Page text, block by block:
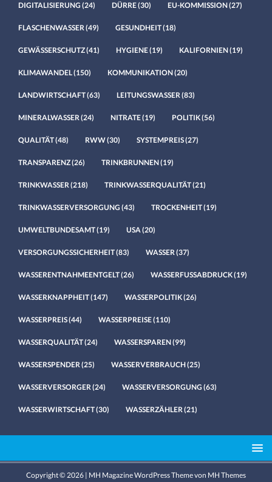
DIGITALISIERUNG (24) DÜRRE(30) EU-KOMMISSION(27)
FLASCHENWASSER(49) GESUNDHEIT(18)
GEWÄSSERSCHUTZ(41) HYGIENE(19) KALIFORNIEN(19)
KLIMAWANDEL(150) KOMMUNIKATION(20)
LANDWIRTSCHAFT(63) LEITUNGSWASSER(83)
MINERALWASSER(24) NITRATE(19) POLITIK(56)
QUALITÄT(48) RWW(30) SYSTEMPREIS(27)
TRANSPARENZ(26) TRINKBRUNNEN(19)
TRINKWASSER(218) TRINKWASSERQUALITÄT(21)
TRINKWASSERVERSORGUNG (43) TROCKENHEIT(19)
UMWELTBUNDESAMT(19) USA(20)
VERSORGUNGSSICHERHEIT(83) WASSER(37)
WASSERENTNAHMEENTGELT(26) WASSERFUSSABDRUCK(19)
WASSERKNAPPHEIT(147) WASSERPOLITIK(26)
WASSERPREIS(44) WASSERPREISE(110)
WASSERQUALITÄT(24) WASSERSPAREN(99)
WASSERSPENDER(25) WASSERVERBRAUCH(25)
WASSERVERSORGER(24) WASSERVERSORGUNG (63)
WASSERWIRTSCHAFT(30) WASSERZÄHLER(21)
Copyright © 2026 | MH Magazine WordPress Theme von MH Themes